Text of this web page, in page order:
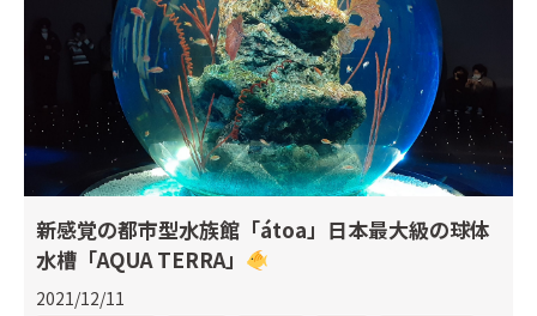
新感覚の都市型水族館「átoa」日本最大級の球体
水槽「AQUA TERRA」
2021/12/11